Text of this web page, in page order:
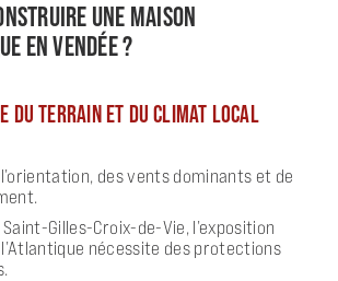
UNE MAISON
EN VENDÉE ?
DU TERRAIN ET DU CLIMAT LOCAL
des vents dominants et de
Saint-Gilles-Croix-de-Vie, l’exposition
nécessite des protections